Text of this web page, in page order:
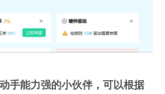
手能力强的小伙伴，可以根据